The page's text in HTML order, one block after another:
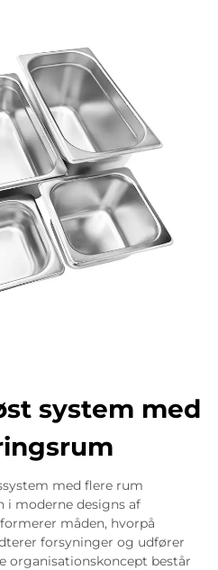
system med
med flere rum
i moderne designs af
måden, hvorpå
forsyninger og udfører
organisationskoncept består